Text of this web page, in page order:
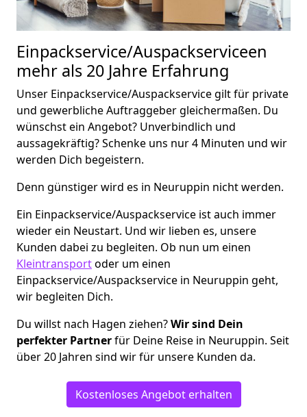
Einpackservice/Auspackserviceen
mehr als 20 Jahre Erfahrung
Unser Einpackservice/Auspackservice gilt für private
und gewerbliche Auftraggeber gleichermaßen. Du
wünschst ein Angebot? Unverbindlich und
aussagekräftig? Schenke uns nur 4 Minuten und wir
werden Dich begeistern.
Denn günstiger wird es in Neuruppin nicht werden.
Ein Einpackservice/Auspackservice ist auch immer
wieder ein Neustart. Und wir lieben es, unsere
Kunden dabei zu begleiten. Ob nun um einen
Kleintransportoder um einen
Einpackservice/Auspackservice in Neuruppin geht,
wir begleiten Dich.
Du willst nach Hagen ziehen?Wir sind Dein
perfekter Partnerfür Deine Reise in Neuruppin. Seit
über 20 Jahren sind wir für unsere Kunden da.
Kostenloses Angebot erhalten